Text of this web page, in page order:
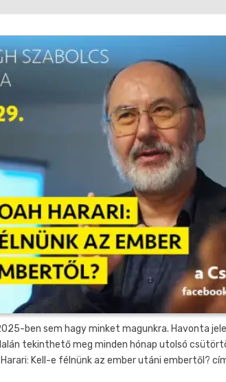
ben sem hagy minket magunkra. Havonta
tekinthető meg minden hónap utolsó
Harari: Kell-e félnünk az ember utáni embertől?